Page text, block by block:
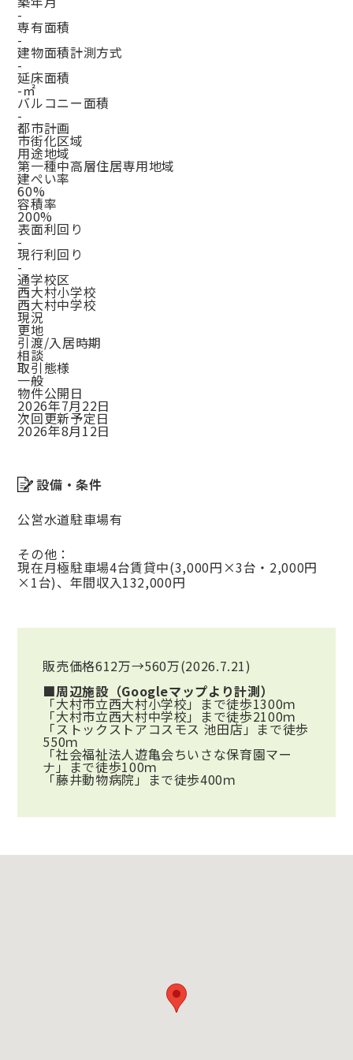
-
専有面積
-
建物面積計測方式
-
延床面積
-㎡
バルコニー面積
-
都市計画
市街化区域
用途地域
第一種中高層住居専用地域
建ぺい率
60%
容積率
200%
表面利回り
-
現行利回り
-
通学校区
西大村小学校
西大村中学校
現況
更地
引渡/入居時期
相談
取引態様
一般
物件公開日
2026年7月22日
次回更新予定日
2026年8月12日
設備・条件
公営水道駐車場有
その他：
現在月極駐車場4台賃貸中(3,000円×3台・2,000円
×1台)、年間収入132,000円
販売価格612万→560万(2026.7.21)
■周辺施設（Googleマップより計測）
「大村市立西大村小学校」まで徒歩1300ｍ
「大村市立西大村中学校」まで徒歩2100ｍ
「ストックストアコスモス 池田店」まで徒歩
550ｍ
「社会福祉法人遊亀会ちいさな保育園マー
ナ」まで徒歩100ｍ
「藤井動物病院」まで徒歩400ｍ